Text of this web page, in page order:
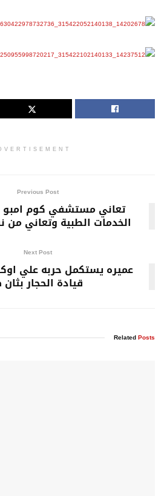
Previous Post
تعاني مستشفي كوم امبو
الخدمات الطبية وتعاني
Next Post
عميره يستكمل حربه علي
قيادة الحجار‏
RelatedPosts